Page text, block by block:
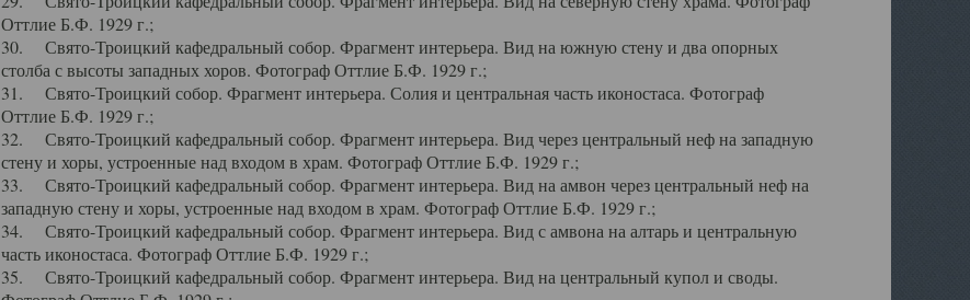
Оттлие Б.Ф. 1929 г.;
30. Свято-Троицкий кафедральный собор. Фрагмент интерьера. Вид на южную стену и два опорных
столба с высоты западных хоров. Фотограф Оттлие Б.Ф. 1929 г.;
31. Свято-Троицкий собор. Фрагмент интерьера. Солия и центральная часть иконостаса. Фотограф
Оттлие Б.Ф. 1929 г.;
32. Свято-Троицкий кафедральный собор. Фрагмент интерьера. Вид через центральный неф на западную
стену и хоры, устроенные над входом в храм. Фотограф Оттлие Б.Ф. 1929 г.;
33. Свято-Троицкий кафедральный собор. Фрагмент интерьера. Вид на амвон через центральный неф на
западную стену и хоры, устроенные над входом в храм. Фотограф Оттлие Б.Ф. 1929 г.;
34. Свято-Троицкий кафедральный собор. Фрагмент интерьера. Вид с амвона на алтарь и центральную
часть иконостаса. Фотограф Оттлие Б.Ф. 1929 г.;
35. Свято-Троицкий кафедральный собор. Фрагмент интерьера. Вид на центральный купол и своды.